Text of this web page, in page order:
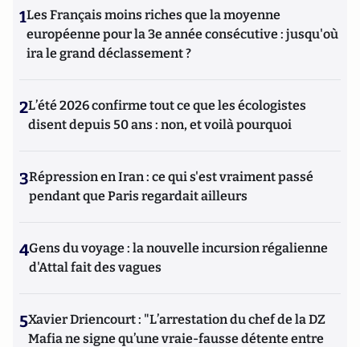
1Les Français moins riches que la moyenne
européenne pour la 3e année consécutive : jusqu'où
ira le grand déclassement ?
2L’été 2026 confirme tout ce que les écologistes
disent depuis 50 ans : non, et voilà pourquoi
3Répression en Iran : ce qui s'est vraiment passé
pendant que Paris regardait ailleurs
4Gens du voyage : la nouvelle incursion régalienne
d'Attal fait des vagues
5Xavier Driencourt : "L’arrestation du chef de la DZ
Mafia ne signe qu’une vraie-fausse détente entre